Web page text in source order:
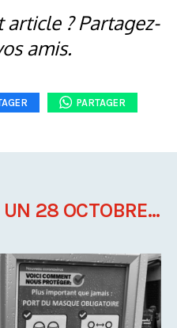
article ? Partagez-
amis.
PARTAGER
28 OCTOBRE...